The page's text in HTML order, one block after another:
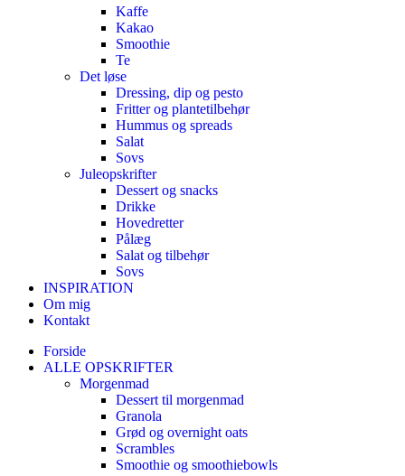
Kaffe
Kakao
Smoothie
Te
Det løse
Dressing, dip og pesto
Fritter og plantetilbehør
Hummus og spreads
Salat
Sovs
Juleopskrifter
Dessert og snacks
Drikke
Hovedretter
Pålæg
Salat og tilbehør
Sovs
INSPIRATION
Om mig
Kontakt
Forside
ALLE OPSKRIFTER
Morgenmad
Dessert til morgenmad
Granola
Grød og overnight oats
Scrambles
Smoothie og smoothiebowls